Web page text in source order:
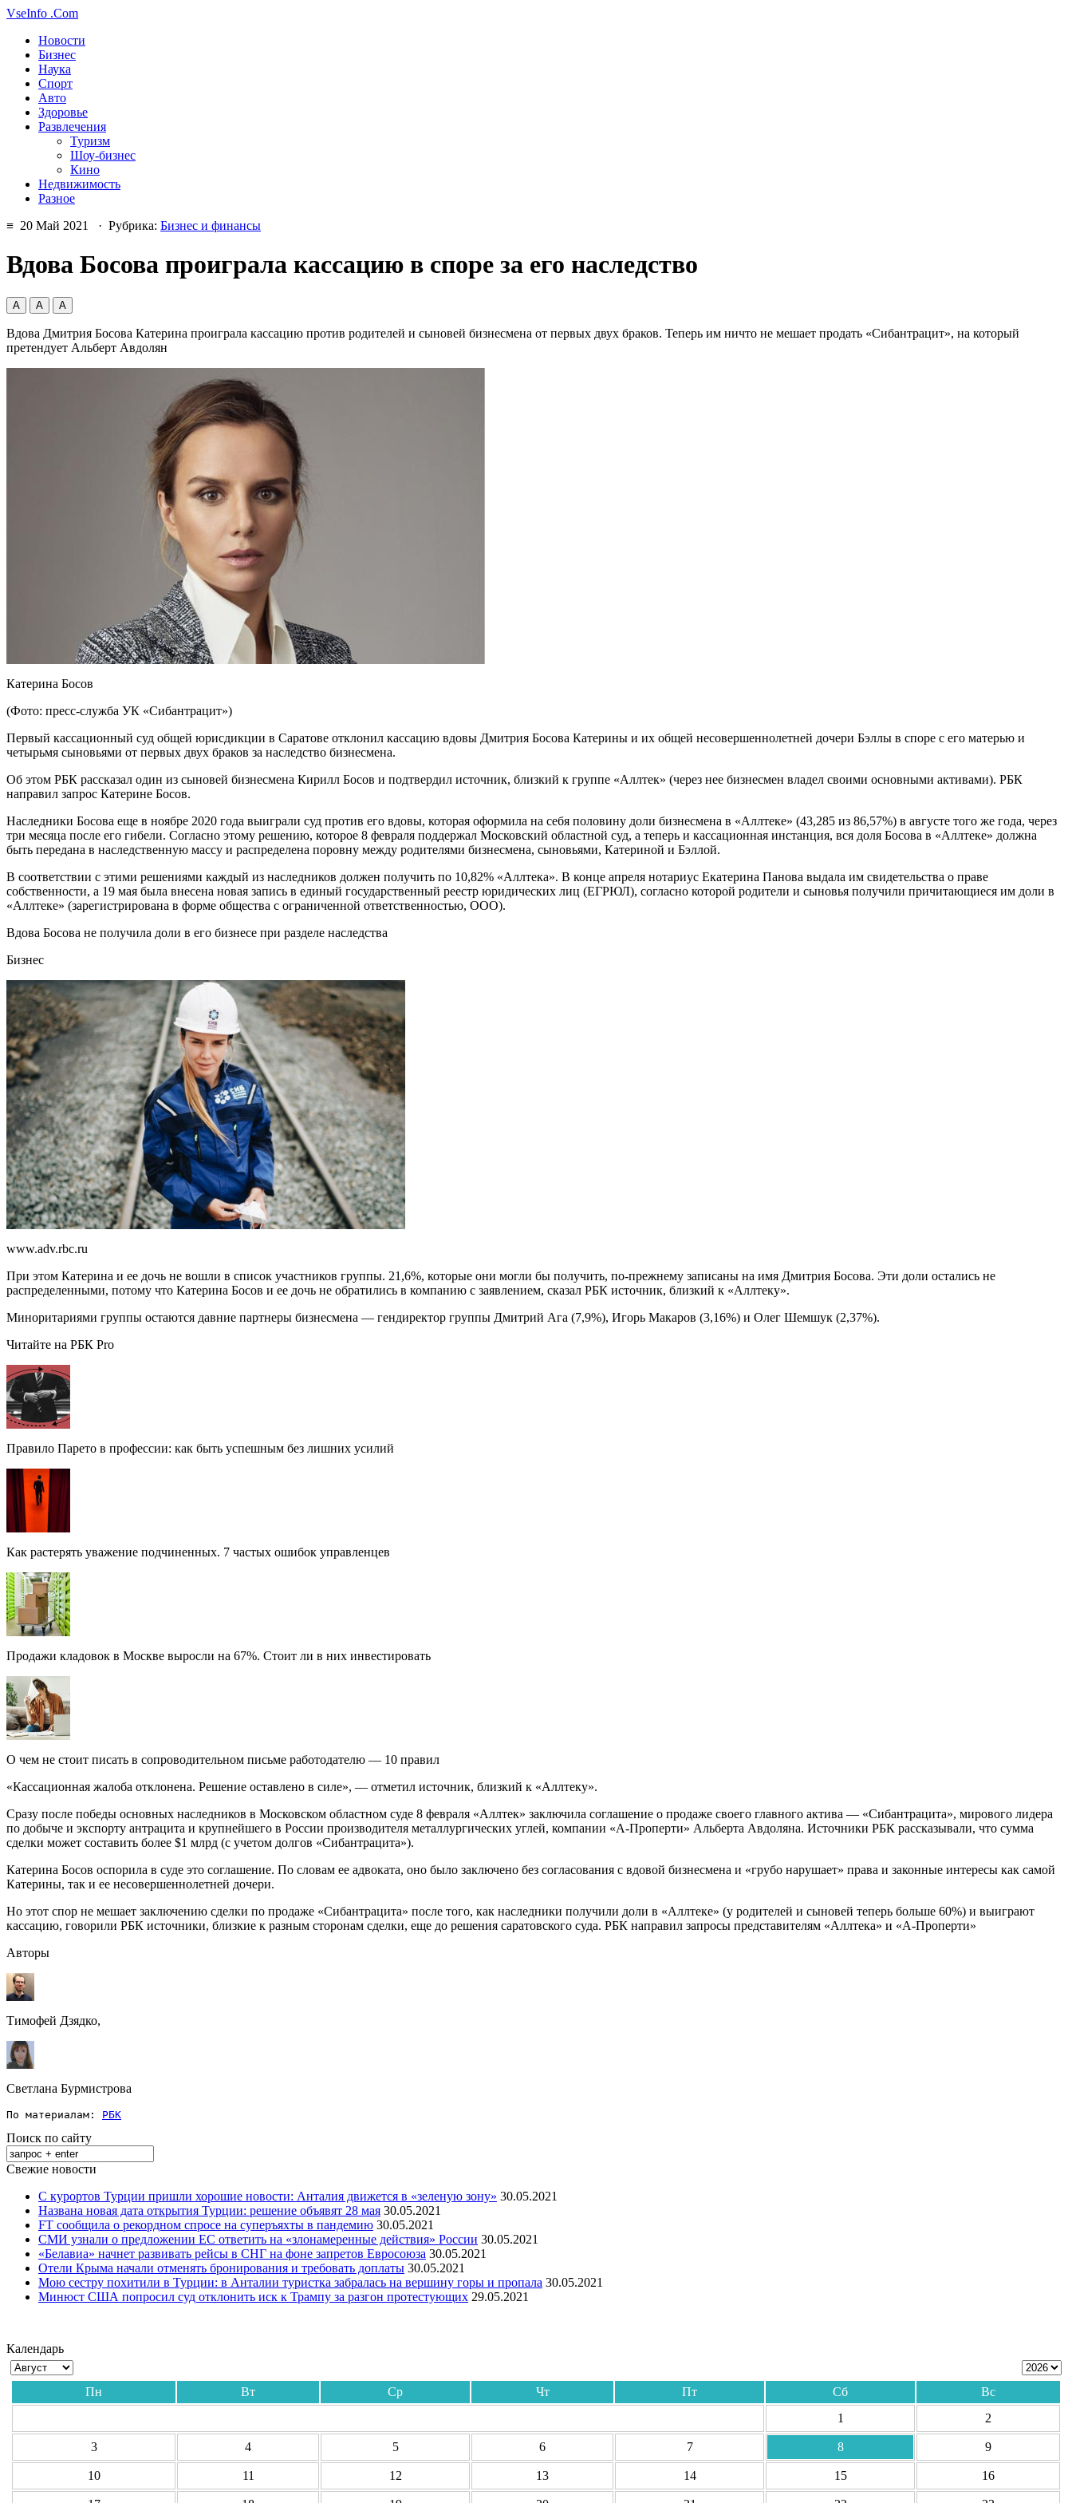
VseInfo .Com
Новости
Бизнес
Наука
Спорт
Авто
Здоровье
Развлечения
Туризм
Шоу-бизнес
Кино
Недвижимость
Разное
≡ 20 Май 2021 · Рубрика: Бизнес и финансы
Вдова Босова проиграла кассацию в споре за его наследство
А А А
Вдова Дмитрия Босова Катерина проиграла кассацию против родителей и сыновей бизнесмена от первых двух браков. Теперь им ничто не мешает продать «Сибантрацит», на который
претендует Альберт Авдолян
Катерина Босов
(Фото: пресс-служба УК «Сибантрацит»)
Первый кассационный суд общей юрисдикции в Саратове отклонил кассацию вдовы Дмитрия Босова Катерины и их общей несовершеннолетней дочери Бэллы в споре с его матерью и
четырьмя сыновьями от первых двух браков за наследство бизнесмена.
Об этом РБК рассказал один из сыновей бизнесмена Кирилл Босов и подтвердил источник, близкий к группе «Аллтек» (через нее бизнесмен владел своими основными активами). РБК
направил запрос Катерине Босов.
Наследники Босова еще в ноябре 2020 года выиграли суд против его вдовы, которая оформила на себя половину доли бизнесмена в «Аллтеке» (43,285 из 86,57%) в августе того же года, через
три месяца после его гибели. Согласно этому решению, которое 8 февраля поддержал Московский областной суд, а теперь и кассационная инстанция, вся доля Босова в «Аллтеке» должна
быть передана в наследственную массу и распределена поровну между родителями бизнесмена, сыновьями, Катериной и Бэллой.
В соответствии с этими решениями каждый из наследников должен получить по 10,82% «Аллтека». В конце апреля нотариус Екатерина Панова выдала им свидетельства о праве
собственности, а 19 мая была внесена новая запись в единый государственный реестр юридических лиц (ЕГРЮЛ), согласно которой родители и сыновья получили причитающиеся им доли в
«Аллтеке» (зарегистрирована в форме общества с ограниченной ответственностью, ООО).
Вдова Босова не получила доли в его бизнесе при разделе наследства
Бизнес
www.adv.rbc.ru
При этом Катерина и ее дочь не вошли в список участников группы. 21,6%, которые они могли бы получить, по-прежнему записаны на имя Дмитрия Босова. Эти доли остались не
распределенными, потому что Катерина Босов и ее дочь не обратились в компанию с заявлением, сказал РБК источник, близкий к «Аллтеку».
Миноритариями группы остаются давние партнеры бизнесмена — гендиректор группы Дмитрий Ага (7,9%), Игорь Макаров (3,16%) и Олег Шемшук (2,37%).
Читайте на РБК Pro
Правило Парето в профессии: как быть успешным без лишних усилий
Как растерять уважение подчиненных. 7 частых ошибок управленцев
Продажи кладовок в Москве выросли на 67%. Стоит ли в них инвестировать
О чем не стоит писать в сопроводительном письме работодателю — 10 правил
«Кассационная жалоба отклонена. Решение оставлено в силе», — отметил источник, близкий к «Аллтеку».
Сразу после победы основных наследников в Московском областном суде 8 февраля «Аллтек» заключила соглашение о продаже своего главного актива — «Сибантрацита», мирового лидера
по добыче и экспорту антрацита и крупнейшего в России производителя металлургических углей, компании «А-Проперти» Альберта Авдоляна. Источники РБК рассказывали, что сумма
сделки может составить более $1 млрд (c учетом долгов «Сибантрацита»).
Катерина Босов оспорила в суде это соглашение. По словам ее адвоката, оно было заключено без согласования с вдовой бизнесмена и «грубо нарушает» права и законные интересы как самой
Катерины, так и ее несовершеннолетней дочери.
Но этот спор не мешает заключению сделки по продаже «Сибантрацита» после того, как наследники получили доли в «Аллтеке» (у родителей и сыновей теперь больше 60%) и выиграют
кассацию, говорили РБК источники, близкие к разным сторонам сделки, еще до решения саратовского суда. РБК направил запросы представителям «Аллтека» и «А-Проперти»
Авторы
Тимофей Дзядко,
Светлана Бурмистрова
По материалам: РБК
Поиск по сайту
Свежие новости
С курортов Турции пришли хорошие новости: Анталия движется в «зеленую зону» 30.05.2021
Названа новая дата открытия Турции: решение объявят 28 мая 30.05.2021
FT сообщила о рекордном спросе на суперъяхты в пандемию 30.05.2021
СМИ узнали о предложении ЕС ответить на «злонамеренные действия» России 30.05.2021
«Белавиа» начнет развивать рейсы в СНГ на фоне запретов Евросоюза 30.05.2021
Отели Крыма начали отменять бронирования и требовать доплаты 30.05.2021
Мою сестру похитили в Турции: в Анталии туристка забралась на вершину горы и пропала 30.05.2021
Минюст США попросил суд отклонить иск к Трампу за разгон протестующих 29.05.2021
Календарь
Пн Вт Ср Чт Пт Сб
Вс
1
2
3 4 5 6 7 8 9
10 11 12 13 14 15 16